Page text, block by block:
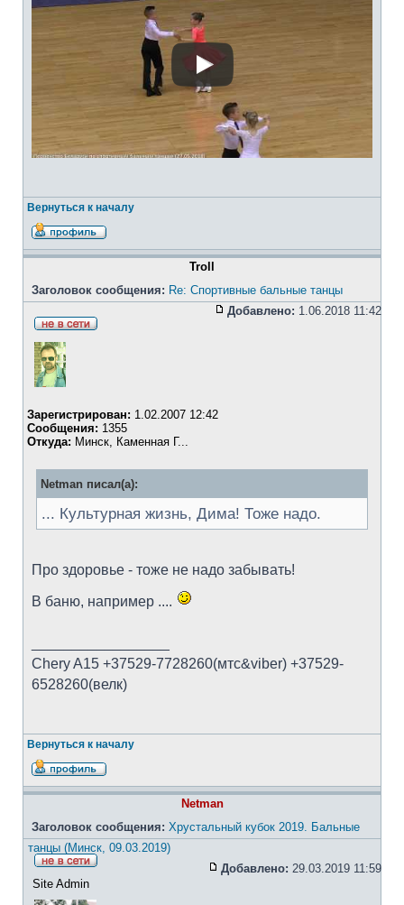
Вернуться к началу
Troll
Заголовок сообщения: Re: Спортивные бальные танцы
Добавлено: 1.06.2018 11:42
Зарегистрирован: 1.02.2007 12:42
Сообщения: 1355
Откуда: Минск, Каменная Г...
Netman писал(а):
... Культурная жизнь, Дима! Тоже надо.
Про здоровье - тоже не надо забывать!
В баню, например ....
Chery A15 +37529-7728260(мтс&viber) +37529-
6528260(велк)
Вернуться к началу
Netman
Заголовок сообщения: Хрустальный кубок 2019. Бальные
танцы (Минск, 09.03.2019)
Добавлено: 29.03.2019 11:59
Site Admin